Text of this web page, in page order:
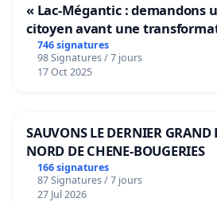
« Lac-Mégantic : demandons
citoyen avant une
de notre territoire »
746 signatures
98 Signatures / 7 jours
17 Oct 2025
SAUVONS LE DERNIER GRAND
NORD DE CHENE-BOUGERIES
166 signatures
87 Signatures / 7 jours
27 Jul 2026